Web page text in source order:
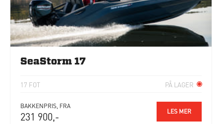
SeaStorm 17
17 FOT PÅ LAGER
BAKKENPRIS, FRA
231 900,- LES MER